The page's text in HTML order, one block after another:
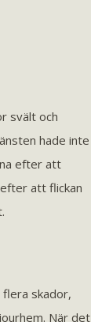
svält och
hade inte
efter att
att flickan
flera skador,
När det